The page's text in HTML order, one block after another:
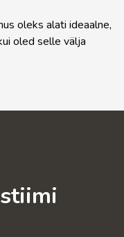
oleks alati ideaalne,
oled selle välja